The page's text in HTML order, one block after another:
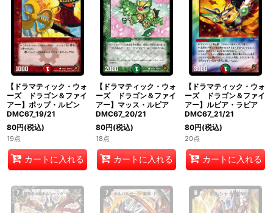
【ドラマティック・ウォ
ーズ ドラゴン＆ファイ
アー】ポップ・ルビン
DMC67_19/21
80円(税込)
19点
カートに入れる
【ドラマティック・ウォ
ーズ ドラゴン＆ファイ
アー】マッス・ルピア
DMC67_20/21
80円(税込)
18点
カートに入れる
【ドラマティック・ウォ
ーズ ドラゴン＆ファイ
アー】ルピア・ラピア
DMC67_21/21
80円(税込)
20点
カートに入れる